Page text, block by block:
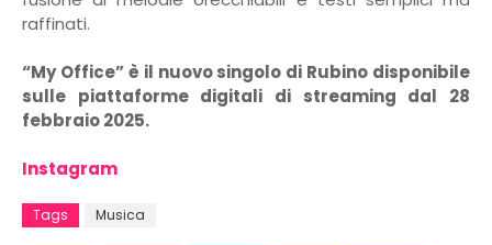
raffinati.
“My Office” è il nuovo singolo di Rubino disponibile
sulle piattaforme digitali di streaming dal 28
febbraio 2025.
Instagram
Tags Musica